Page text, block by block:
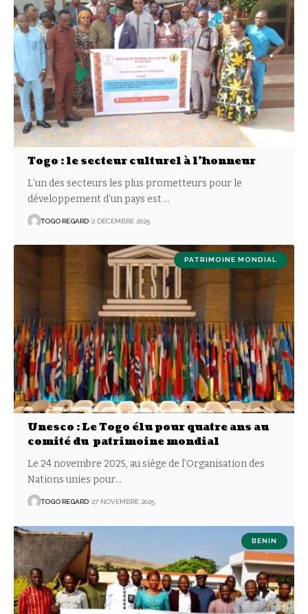
Togo : le secteur culturel à l’honneur
L’un des secteurs les plus prometteurs pour le
développement d’un pays est …
TOGO REGARD 2 DÉCEMBRE 2025
PATRIMOINE MONDIAL
Unesco : Le Togo élu pour quatre ans au
comité du patrimoine mondial
Le 24 novembre 2025, au siège de l’Organisation des
Nations unies pour…
TOGO REGARD 27 NOVEMBRE 2025
BENIN